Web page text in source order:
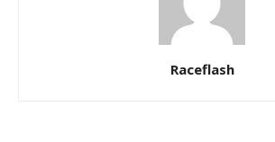
Raceflash